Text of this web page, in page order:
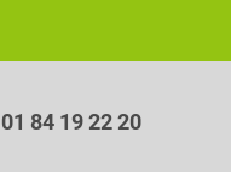
01 84 19 22 20